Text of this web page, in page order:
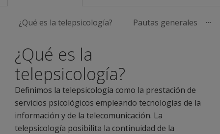
¿Qué es la telepsicología? Pautas generales
¿Qué es la
telepsicología?
Definimos la telepsicología como la prestación de
servicios psicológicos empleando tecnologías de la
información y de la telecomunicación. La
telepsicología posibilita la continuidad de la